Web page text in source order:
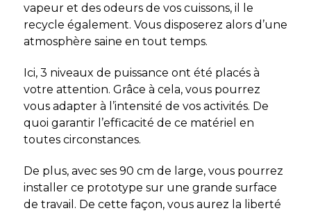
vapeur et des odeurs de vos cuissons, il le
recycle également. Vous disposerez alors d’une
atmosphère saine en tout temps.
Ici, 3 niveaux de puissance ont été placés à
votre attention. Grâce à cela, vous pourrez
vous adapter à l’intensité de vos activités. De
quoi garantir l’efficacité de ce matériel en
toutes circonstances.
De plus, avec ses 90 cm de large, vous pourrez
installer ce prototype sur une grande surface
de travail. De cette façon, vous aurez la liberté